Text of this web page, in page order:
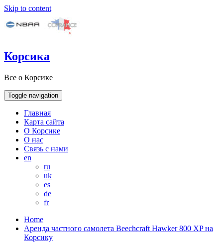
Skip to content
Корсика
Все о Корсике
Toggle navigation
Главная
Карта сайта
О Корсике
О нас
Связь с нами
en
ru
uk
es
de
fr
Home
Аренда частного самолета Beechcraft Hawker 800 XP на
Корсику